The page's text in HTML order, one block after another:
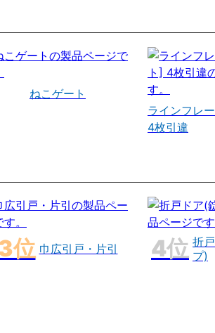
ねこゲート
ラインフレ
4枚引違
巾広引戸・片引
折
プ)